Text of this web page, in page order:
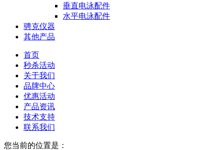
垂直电泳配件
水平电泳配件
骋克仪器
其他产品
首页
秒杀活动
关于我们
品牌中心
优惠活动
产品资讯
技术支持
联系我们
您当前的位置是：